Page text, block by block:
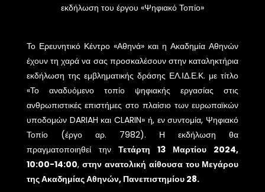
εκδήλωση του έργου «Ψηφιακό Τοπίο»
Το Ερευνητικό Κέντρο «Αθηνά»και η Ακαδημία Αθηνών
έχουν τη χαρά να σας προσκαλέσουν στην καταληκτήρια
εκδήλωση της εμβληματικής δράσης ΕΛ.ΙΔ.Ε.Κ. με τίτλο
«Το αναδυόμενο τοπίο ψηφιακής εργασίας στις
ανθρωπιστικές επιστήμες στο πλαίσιο των ευρωπαϊκών
υποδομών DARIAH και CLARIN» ή, εν συντομία, Ψηφιακό
Τοπίο(έργο αρ. 7982). Η εκδήλωση θα
πραγματοποιηθεί τηνΤετάρτη 13 Μαρτίου 2024,
10:00-14:00,στην ανατολική αίθουσα του Μεγάρου
της Ακαδημίας Αθηνών, Πανεπιστημίου 28.